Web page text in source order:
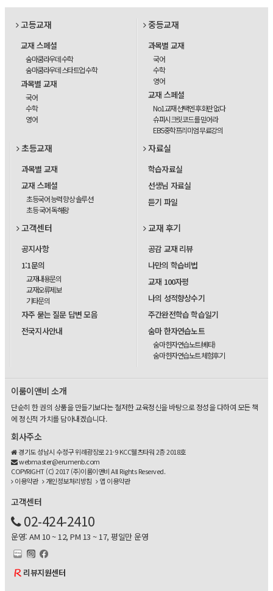
고등교재
교재 스페셜
숨마쿰라우데 수학
숨마쿰라우데 스타트업 수학
과목별 교재
국어
수학
영어
중등교재
과목별 교재
국어
수학
영어
교재 스페셜
No1교재 선택엔 후회란 없다
슈퍼시크릿코드를 믿어라
EBS중학프리미엄 무료강의
초등교재
과목별 교재
교재 스페셜
초등국어 능력 향상 솔루션
초등 국어 독해왕
자료실
학습자료실
선생님 자료실
듣기 파일
고객센터
공지사항
1:1문의
교재내용문의
교재오류제보
기타문의
자주 묻는 질문 답변 모음
전국지사안내
교재 후기
공감 교재 리뷰
나만의 학습비법
교재 100자평
나의 성적향상수기
주간완전학습 학습일기
숨마 한자연습노트
숨마 한자연습노트(베타)
숨마 한자연습노트 체험후기
이룸이앤비 소개
단순히 한 권의 상품을 만들기보다는 철저한 교육정신을 바탕으로 정성을 다하여 모든 책
에 정신적 가치를 담아내겠습니다.
회사주소
경기도 성남시 수정구 위례광장로 21-9 KCC웰츠타워 2층 2018호
webmaster@erumenb.com
COPYRIGHT (C) 2017 (주)이룸이앤비 All Rights Reserved.
이용약관
개인정보처리방침 앱 이용약관
고객센터
02-424-2410
운영: AM 10 ~ 12, PM 13 ~ 17, 평일만 운영
리뷰지원센터